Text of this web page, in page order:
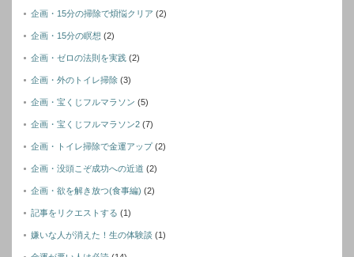
企画・15分の掃除で煩悩クリア (2)
企画・15分の瞑想 (2)
企画・ゼロの法則を実践 (2)
企画・外のトイレ掃除 (3)
企画・宝くじフルマラソン (5)
企画・宝くじフルマラソン2 (7)
企画・トイレ掃除で金運アップ(2)
企画・没頭こぞ成功への近道 (2)
企画・欲を解き放つ(食事編) (2)
記事をリクエストする (1)
嫌いな人が消えた！生の体験談 (1)